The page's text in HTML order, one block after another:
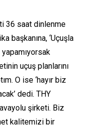
36 saat dinlenme
başkanına, ‘Uçuşla
uçuş planlarını
O ise ‘hayır biz
dedi. THY
şirketi. Biz
kalitemizi bir